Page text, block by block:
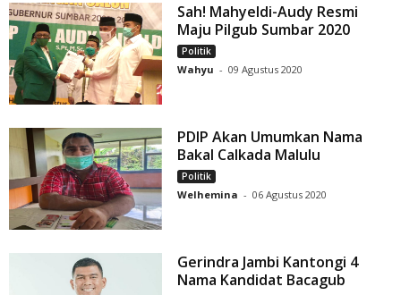
Sah! Mahyeldi-Audy Resmi
Maju Pilgub Sumbar 2020
Politik
Wahyu - 09 Agustus 2020
PDIP Akan Umumkan Nama
Bakal Calkada Malulu
Politik
Welhemina - 06 Agustus 2020
Gerindra Jambi Kantongi 4
Nama Kandidat Bacagub